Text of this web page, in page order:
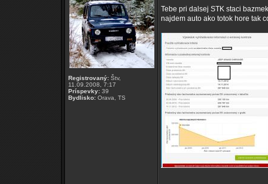
Registrovaný: Štv,
11.09.2008, 7:17
Príspevky: 39
Bydlisko: Orava, TS
Tebe pri dalsej STK staci
najdem auto ako totok hore tak